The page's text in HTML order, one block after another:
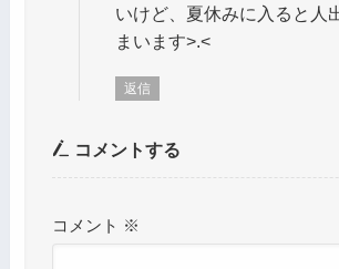
いけど、夏休みに入ると人
まいます>.<
返信
コメントする
コメント ※